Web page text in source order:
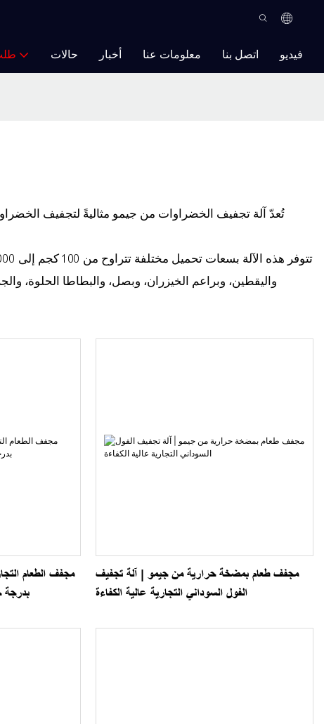
حالات أخبار معلومات عنا اتصل بنا فيديو
واليقطين، وبراعم الخيزران، وبصل، والبطاطا الحلوة،
مجفف الطعام
بدرجة
مجفف طعام بمضخة حرارية من جيمو | آلة تجفيف
الفول السوداني التجارية عالية الكفاءة